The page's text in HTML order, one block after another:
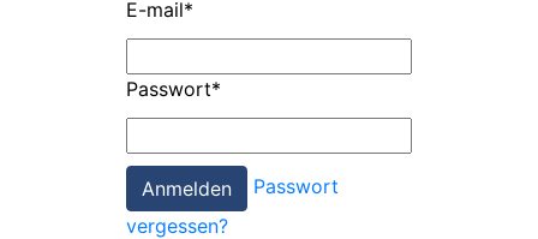
E-mail*
Passwort*
Passwort
vergessen?